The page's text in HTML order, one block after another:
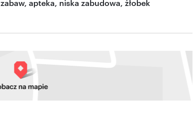
zabaw, apteka, niska zabudowa, żłobek